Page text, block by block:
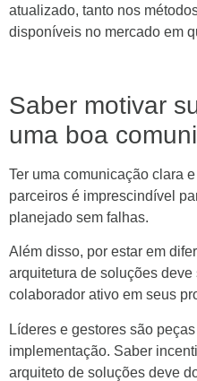
atualizado, tanto nos
disponíveis no mercado em
Saber motivar
uma boa
Ter uma comunicação clara
parceiros é imprescindível
planejado sem falhas.
Além disso, por estar em
arquitetura de soluções
colaborador ativo em seus
Líderes e gestores são
implementação. Saber
arquiteto de soluções deve